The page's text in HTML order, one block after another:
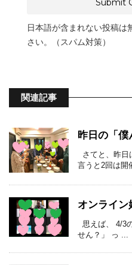
日本語が含まれない投稿は
さい。（スパム対策）
関連記事
昨日の「僕
さてと、昨日
言うと2回は開
オンライン
思えば、 4/3
せん？」 っ ...